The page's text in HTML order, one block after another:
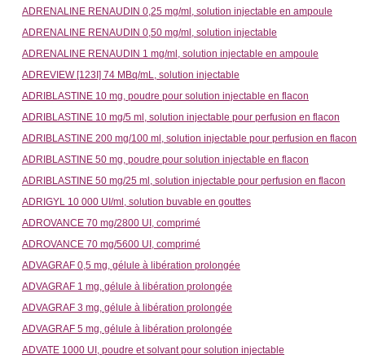
ADRENALINE RENAUDIN 0,25 mg/ml, solution injectable en ampoule
ADRENALINE RENAUDIN 0,50 mg/ml, solution injectable
ADRENALINE RENAUDIN 1 mg/ml, solution injectable en ampoule
ADREVIEW [123I] 74 MBq/mL, solution injectable
ADRIBLASTINE 10 mg, poudre pour solution injectable en flacon
ADRIBLASTINE 10 mg/5 ml, solution injectable pour perfusion en flacon
ADRIBLASTINE 200 mg/100 ml, solution injectable pour perfusion en flacon
ADRIBLASTINE 50 mg, poudre pour solution injectable en flacon
ADRIBLASTINE 50 mg/25 ml, solution injectable pour perfusion en flacon
ADRIGYL 10 000 UI/ml, solution buvable en gouttes
ADROVANCE 70 mg/2800 UI, comprimé
ADROVANCE 70 mg/5600 UI, comprimé
ADVAGRAF 0,5 mg, gélule à libération prolongée
ADVAGRAF 1 mg, gélule à libération prolongée
ADVAGRAF 3 mg, gélule à libération prolongée
ADVAGRAF 5 mg, gélule à libération prolongée
ADVATE 1000 UI, poudre et solvant pour solution injectable